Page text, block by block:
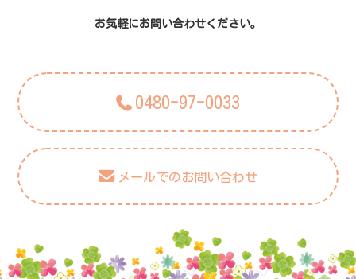
お気軽にお問い合わせください。
0480-97-0033
メールでのお問い合わせ